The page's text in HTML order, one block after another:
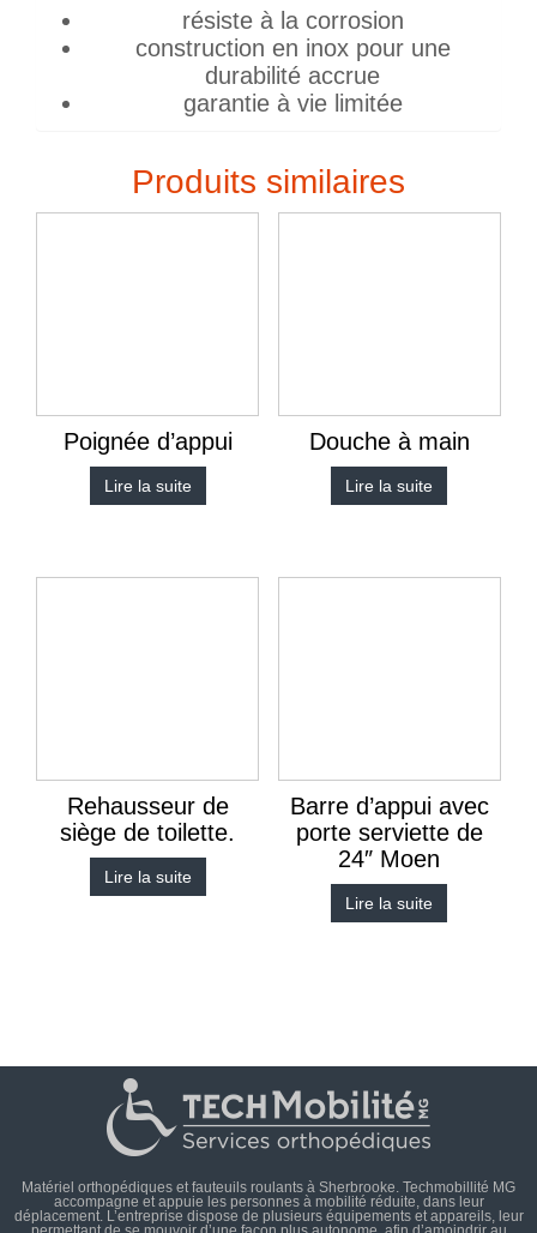
résiste à la corrosion
construction en inox pour une
durabilité accrue
garantie à vie limitée
Produits similaires
Poignée d’appui
Lire la suite
Douche à main
Lire la suite
Rehausseur de
siège de toilette.
Lire la suite
Barre d’appui avec
porte serviette de
24″ Moen
Lire la suite
Matériel orthopédiques et fauteuils roulants à Sherbrooke. Techmobillité MG
accompagne et appuie les personnes à mobilité réduite, dans leur
déplacement. L’entreprise dispose de plusieurs équipements et appareils, leur